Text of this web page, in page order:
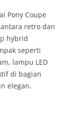
Pony Coupe
retro dan
hybrid
seperti
lampu LED
di bagian
elegan.